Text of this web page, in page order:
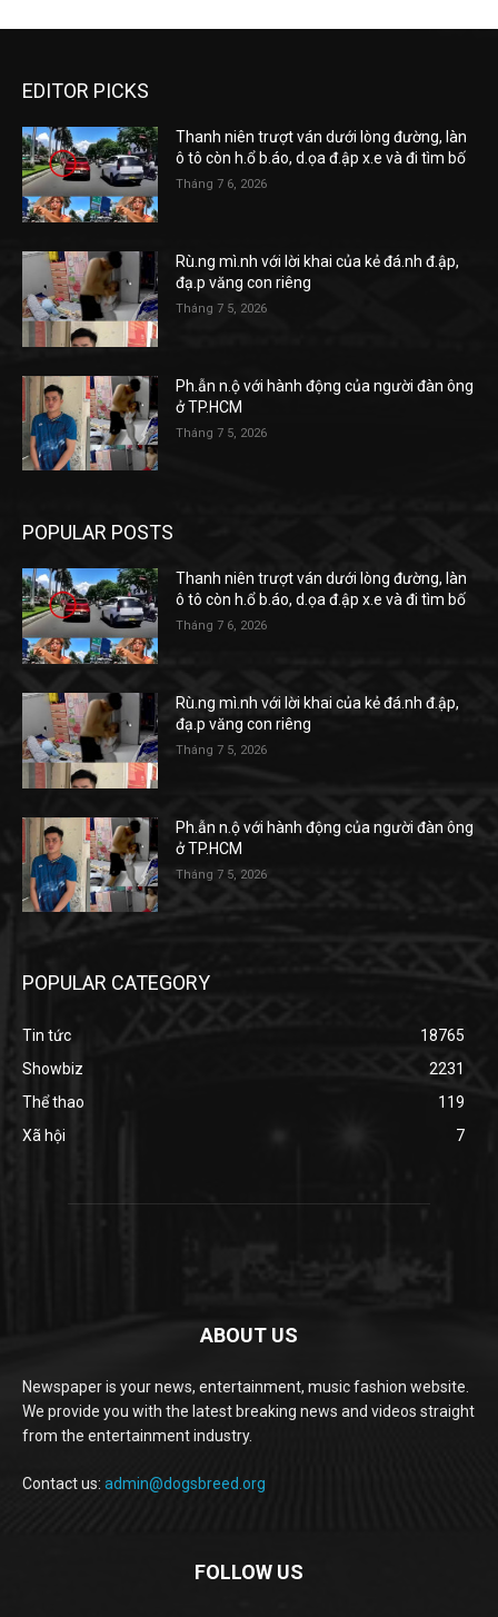
EDITOR PICKS
Thanh niên trượt ván dưới lòng đường, làn
ô tô còn h.ổ b.áo, d.ọa đ.ập x.e và đi tìm bố
Tháng 7 6, 2026
Rù.ng mì.nh với lời khai của kẻ đá.nh đ.ập,
đạ.p văng con riêng
Tháng 7 5, 2026
Ph.ẫn n.ộ với hành động của người đàn ông
ở TP.HCM
Tháng 7 5, 2026
POPULAR POSTS
Thanh niên trượt ván dưới lòng đường, làn
ô tô còn h.ổ b.áo, d.ọa đ.ập x.e và đi tìm bố
Tháng 7 6, 2026
Rù.ng mì.nh với lời khai của kẻ đá.nh đ.ập,
đạ.p văng con riêng
Tháng 7 5, 2026
Ph.ẫn n.ộ với hành động của người đàn ông
ở TP.HCM
Tháng 7 5, 2026
POPULAR CATEGORY
Tin tức
18765
Showbiz
2231
Thể thao
119
Xã hội
7
ABOUT US
Newspaper is your news, entertainment, music fashion website.
We provide you with the latest breaking news and videos straight
from the entertainment industry.
Contact us: admin@dogsbreed.org
FOLLOW US